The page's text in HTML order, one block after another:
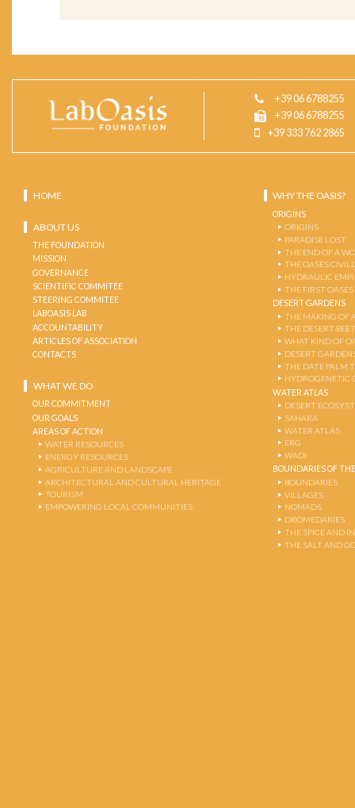
+39 06 6788255
+39 06 6788255
+39 333 762 2865
HOME
ABOUT US
THE FOUNDATION
MISSION
GOVERNANCE
SCIENTIFIC COMMITEE
STEERING COMMITEE
LABOASIS LAB
ACCOUNTABILITY
ARTICLES OF ASSOCIATION
CONTACTS
WHAT WE DO
OUR COMMITMENT
OUR GOALS
AREAS OF ACTION
WATER RESOURCES
ENERGY RESOURCES
AGRICULTURE AND LANDSCAPE
ARCHITECTURAL AND CULTURAL HERITAGE
TOURISM
EMPOWERING LOCAL COMMUNITIES
WHY THE OASIS?
ORIGINS
ORIGINS
PARADISE LOST
THE END OF A
THE OASES
HYDRAULIC
THE FIRST OASES
DESERT GARDENS
THE MAKING OF
THE DESERT-
WHAT KIND OF
DESERT
THE DATE PALM
HYDROGENETIC
WATER ATLAS
DESERT
SAHARA
WATER ATLAS
ERG
WADI
BOUNDARIES OF
BOUNDARIES
VILLAGES
NOMADS
DROMEDARIES
THE SPICE AND
THE SALT AND